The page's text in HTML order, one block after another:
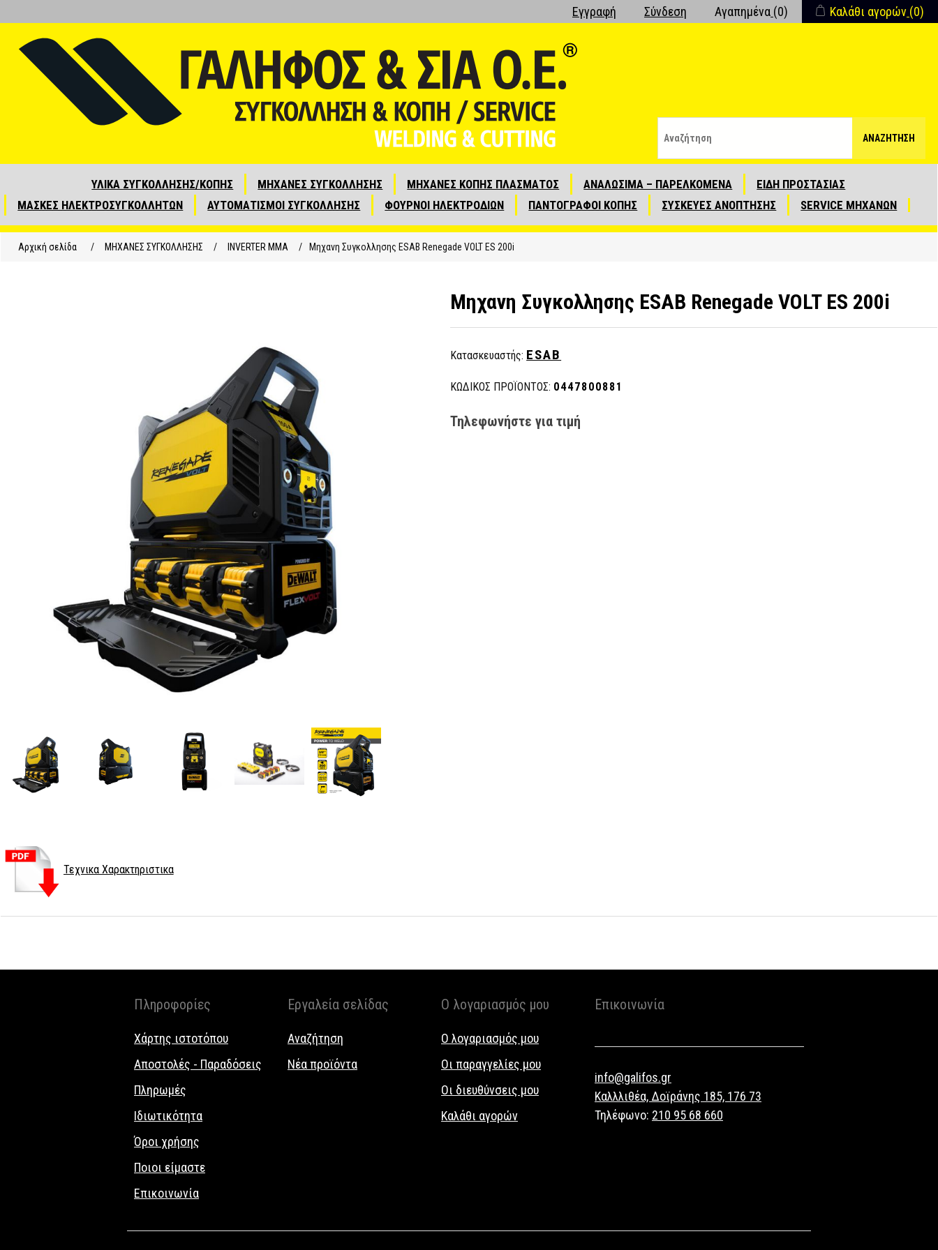
Εγγραφή Σύνδεση Αγαπημένα (0) Καλάθι αγορών (0)
ΑΝΑΖΉΤΗΣΗ
ΥΛΙΚΑ ΣΥΓΚΟΛΛΗΣΗΣ/ΚΟΠΗΣ ΜΗΧΑΝΕΣ ΣΥΓΚΟΛΛΗΣΗΣ ΜΗΧΑΝΕΣ ΚΟΠΗΣ ΠΛΑΣΜΑΤΟΣ ΑΝΑΛΩΣΙΜΑ – ΠΑΡΕΛΚΟΜΕΝΑ
ΕΙΔΗ ΠΡΟΣΤΑΣΙΑΣ
ΜΑΣΚΕΣ ΗΛΕΚΤΡΟΣΥΓΚΟΛΛΗΤΩΝ
ΑΥΤΟΜΑΤΙΣΜΟΙ ΣΥΓΚΟΛΛΗΣΗΣ ΦΟΥΡΝΟΙ ΗΛΕΚΤΡΟΔΙΩΝ ΠΑΝΤΟΓΡΑΦΟΙ ΚΟΠΗΣ ΣΥΣΚΕΥΕΣ ΑΝΟΠΤΗΣΗΣ SERVICE ΜΗΧΑΝΩΝ
Αρχική σελίδα / ΜΗΧΑΝΕΣ ΣΥΓΚΟΛΛΗΣΗΣ / INVERTER MMA / Μηχανη Συγκολλησης ESAB Renegade VOLT ES 200i
Μηχανη Συγκολλησης ESAB Renegade VOLT ES 200i
Κατασκευαστής: ESAB
ΚΩΔΙΚΟΣ ΠΡΟΪΟΝΤΟΣ: 0447800881
Τηλεφωνήστε για τιμή
Τεχνικα Χαρακτηριστικα
Πληροφορίες
Χάρτης ιστοτόπου
Αποστολές - Παραδόσεις
Πληρωμές
Ιδιωτικότητα
Όροι χρήσης
Ποιοι είμαστε
Επικοινωνία
Εργαλεία σελίδας
Αναζήτηση
Νέα προϊόντα
Ο λογαριασμός μου
Ο λογαριασμός μου
Οι παραγγελίες μου
Οι διευθύνσεις μου
Καλάθι αγορών
Επικοινωνία
info@galifos.gr
Καλλλιθέα, Δοϊράνης 185, 176 73
Τηλέφωνο: 210 95 68 660